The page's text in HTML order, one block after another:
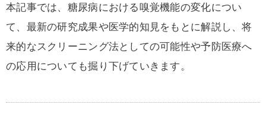
本記事では、糖尿病における嗅覚機能の変化につい
て、最新の研究成果や医学的知見をもとに解説し、将
来的なスクリーニング法としての可能性や予防医療へ
の応用についても掘り下げていきます。